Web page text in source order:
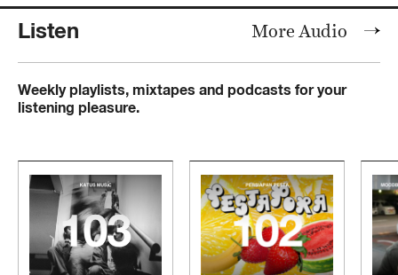
Listen More Audio
Weekly playlists, mixtapes and podcasts for your
listening pleasure.